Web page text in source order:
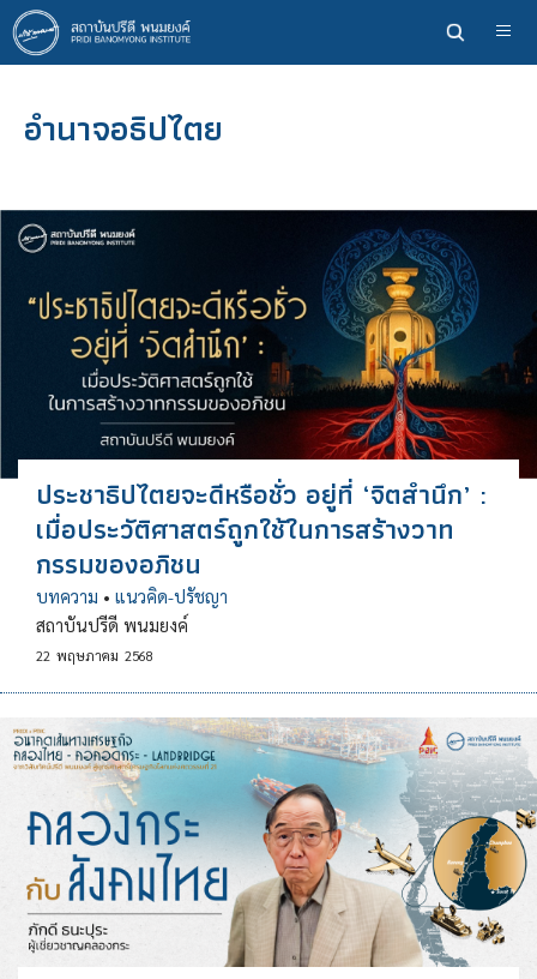
ข้าม
ไป
ยัง
หลักอำนาจอธิปไตย
ประชาธิปไตยจะดีหรือชั่ว อยู่ที่ ‘จิตสำนึก’ :
เมื่อประวัติศาสตร์ถูกใช้ในการสร้างวาท
กรรมของอภิชน
บทความ • แนวคิด-ปรัชญา
สถาบันปรีดี พนมยงค์
22 พฤษภาคม 2568